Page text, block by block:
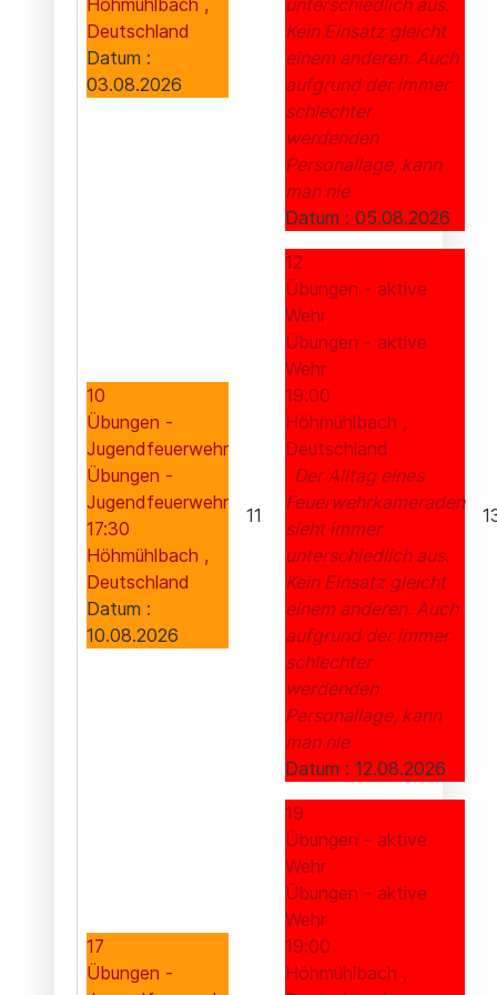
Höhmühlbach ,
Deutschland
Datum :
03.08.2026
unterschiedlich aus.
Kein Einsatz gleicht
einem anderen. Auch
aufgrund der immer
schlechter
werdenden
Personallage, kann
man nie
Datum : 05.08.2026
10
Übungen -
Jugendfeuerwehr
Übungen -
Jugendfeuerwehr
17:30
Höhmühlbach ,
Deutschland
Datum :
10.08.2026
11
12
Übungen - aktive
Wehr
Übungen - aktive
Wehr
19:00
Höhmühlbach ,
Deutschland
Der Alltag eines
Feuerwehrkameraden
sieht immer
unterschiedlich aus.
Kein Einsatz gleicht
einem anderen. Auch
aufgrund der immer
schlechter
werdenden
Personallage, kann
man nie
Datum : 12.08.2026
17
Übungen -
19
Übungen - aktive
Wehr
Übungen - aktive
Wehr
19:00
Höhmühlbach ,